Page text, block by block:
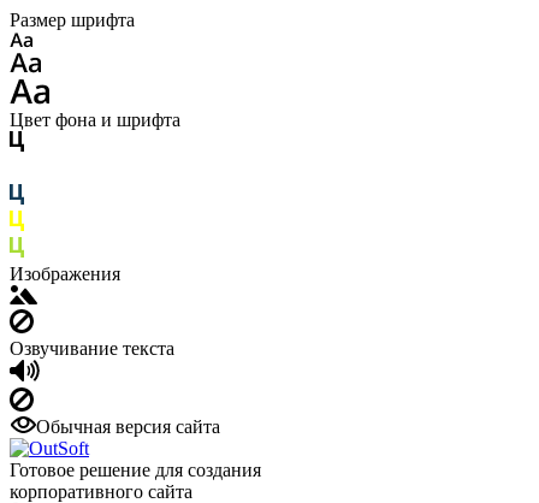
Размер шрифта
Цвет фона и шрифта
Изображения
Озвучивание текста
Обычная версия сайта
Готовое решение для создания
корпоративного сайта